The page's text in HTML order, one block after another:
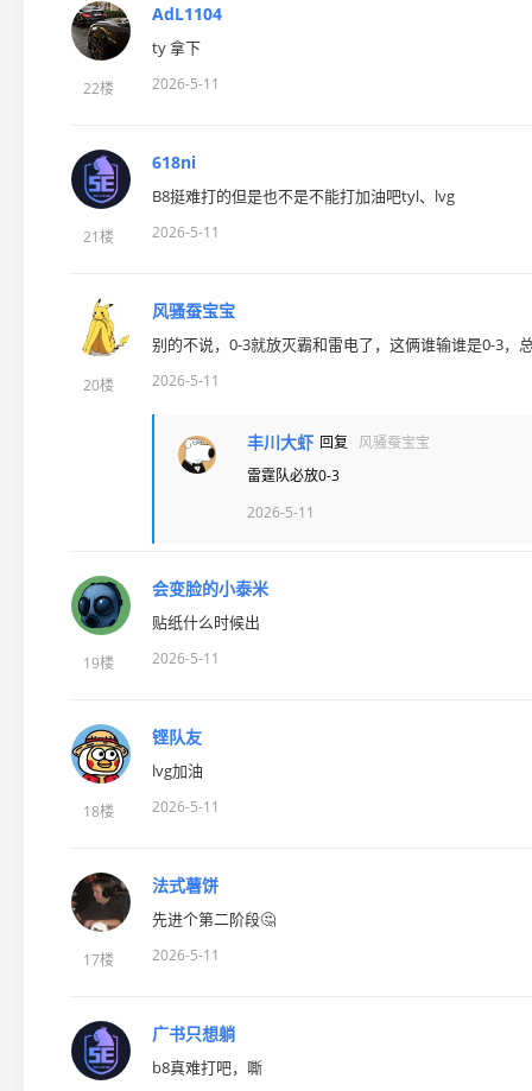
22楼
AdL1104
ty 拿下
2026-5-11
21楼
618ni
B8挺难打的但是也不是不能打加油吧tyl、lvg
2026-5-11
20楼
风骚蚕宝宝
别的不说，0-3就放灭霸和雷电了，这俩谁输谁是0-3，
2026-5-11
丰川大虾 回复
风骚蚕宝宝
雷霆队必放0-3
2026-5-11
19楼
会变脸的小泰米
贴纸什么时候出
2026-5-11
18楼
铿队友
lvg加油
2026-5-11
17楼
法式薯饼
先进个第二阶段🤔
2026-5-11
广书只想躺
b8真难打吧，嘶